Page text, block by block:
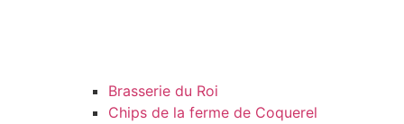
Brasserie du Roi
Chips de la ferme de Coquerel